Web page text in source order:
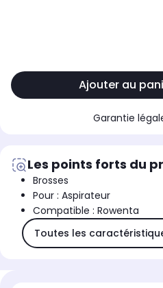
Ajouter au
Garantie
Les points forts du
Brosses
Pour : Aspirateur
Compatible : Rowenta
Toutes les